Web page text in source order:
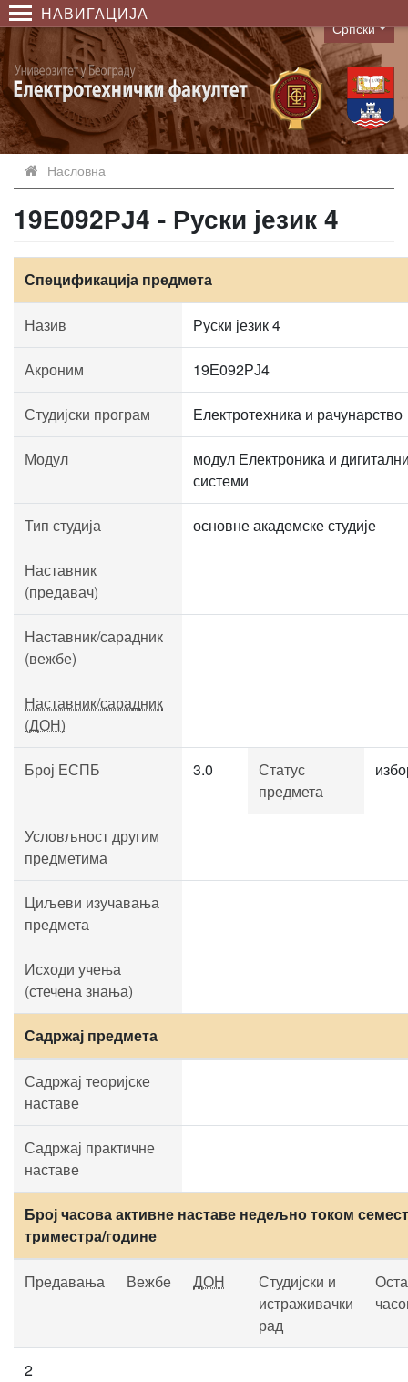
НАВИГАЦИЈА
Language
Српски
Насловна
19Е092РЈ4 - Руски језик 4
Спецификација предмета
Назив Руски језик 4
Акроним 19Е092РЈ4
Студијски програм Електротехника и рачунарство
Модул
модул Електроника и
системи
Тип студија основне академске студије
Наставник
(предавач)
Наставник/сарадник
(вежбе)
Наставник/сарадник
(ДОН)
Број ЕСПБ 3.0
Статус
предмета
Условљност другим
предметима
Циљеви изучавања
предмета
Исходи учења
(стечена знања)
Садржај предмета
Садржај теоријске
наставе
Садржај практичне
наставе
Број часова активне наставе недељно током
триместра/године
Предавања Вежбе ДОН
Студијски и
истраживачки
рад
2